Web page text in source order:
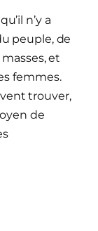
n’y a
peuple, de
et
femmes.
trouver,
de